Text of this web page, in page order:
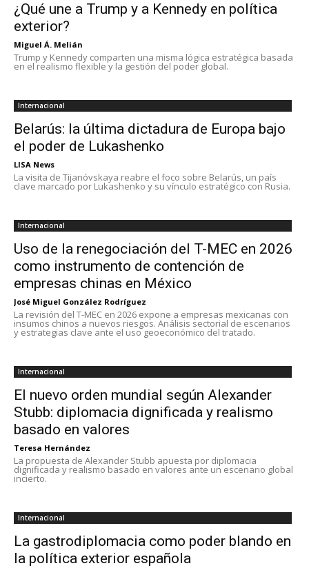
¿Qué une a Trump y a Kennedy en política
exterior?
Miguel Á. Melián
Trump y Kennedy comparten una misma lógica estratégica basada
en el realismo flexible y la gestión del poder global.
Internacional
Belarús: la última dictadura de Europa bajo
el poder de Lukashenko
LISA News
La visita de Tijanóvskaya reabre el foco sobre Belarús, un país
clave marcado por Lukashenko y su vínculo estratégico con Rusia.
Internacional
Uso de la renegociación del T-MEC en 2026
como instrumento de contención de
empresas chinas en México
José Miguel González Rodríguez
La revisión del T-MEC en 2026 expone a empresas mexicanas con
insumos chinos a nuevos riesgos. Análisis sectorial de escenarios
y estrategias clave ante el uso geoeconómico del tratado.
Internacional
El nuevo orden mundial según Alexander
Stubb: diplomacia dignificada y realismo
basado en valores
Teresa Hernández
La propuesta de Alexander Stubb apuesta por diplomacia
dignificada y realismo basado en valores ante un escenario global
incierto.
Internacional
La gastrodiplomacia como poder blando en
la política exterior española